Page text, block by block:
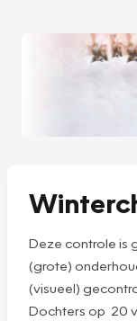
Deze controle is
(grote)
(visueel)
Dochters op 20